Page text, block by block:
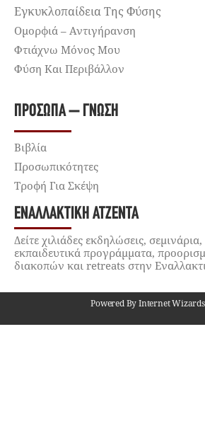
Εγκυκλοπαίδεια Της Φύσης
Ομορφιά – Αντιγήρανση
Φτιάχνω Μόνος Μου
Φύση Και Περιβάλλον
ΠΡΌΣΩΠΑ – ΓΝΏΣΗ
Βιβλία
Προσωπικότητες
Τροφή Για Σκέψη
ΕΝΑΛΛΑΚΤΙΚΉ ΑΤΖΈΝΤΑ
Δείτε χιλιάδες εκδηλώσεις,
εκπαιδευτικά προγράμματα,
διακοπών και retreats στην
Powered By Internet